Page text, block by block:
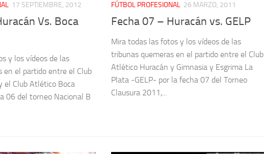
17 SEPTIEMBRE, 2012
Vs. Boca
y los vídeos de las
en el partido entre el Club
el Club Atlético Boca
06 del torneo Nacional B
FÚTBOL PROFESIONAL 26 MARZO, 2011
Fecha 07 – Huracán vs. GELP
Mira todas las fotos y los vídeos de las
tribunas quemeras en el partido entre el Club
Atlético Huracán y Gimnasia y Esgrima La
Plata -GELP- por la fecha 07 del Torneo
Clausura 2011,...